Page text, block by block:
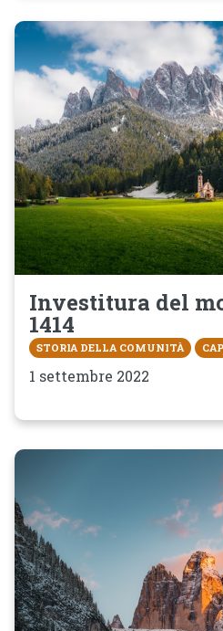
Investitura del
1414
STORIA DELLA COMUNITÀ
1 settembre 2022